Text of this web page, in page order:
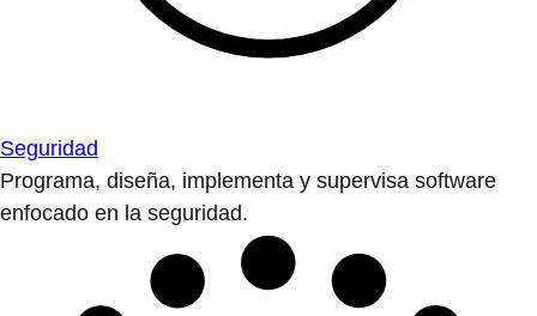
Seguridad
Programa, diseña, implementa y supervisa software
enfocado en la seguridad.